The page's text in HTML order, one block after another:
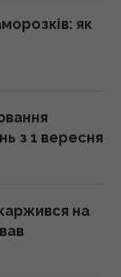
мислення
по
як
з 1 вересня
на